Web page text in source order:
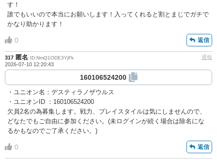
す！
誰でもいいので本当にお願いします！入ってくれると割とまじでガチで
かなり助かります！
0 返信
317 匿名 ID:NmQ1ODE3YjFk
2026-07-10 12:20:43
通報
160106524200
・ユニオン名：デスティラノザウルス
・ユニオンID ：160106524200
欠員2名の為募集します。戦力、プレイスタイルは気にしませんので、
どなたでもご自由に参加ください。(未ログインが続く場合は除名にな
るかもなのでご了承ください。)
0 返信